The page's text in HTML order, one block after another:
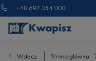
+48 692 354 000
Wstecz Strona główna